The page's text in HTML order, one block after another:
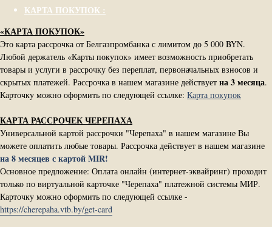
КАРТА ПОКУПОК :
«КАРТА ПОКУПОК»
Это карта рассрочка от Белгазпромбанка с лимитом до 5 000 BYN.
Любой держатель «Карты покупок» имеет возможность приобретать
товары и услуги в рассрочку без переплат, первоначальных взносов и
скрытых платежей. Рассрочка в нашем магазине действует на 3 месяца.
Карточку можно оформить по следующей ссылке: Карта покупок
КАРТА РАССРОЧЕК ЧЕРЕПАХА
Универсальной картой рассрочки "Черепаха" в нашем магазине Вы
можете оплатить любые товары. Рассрочка действует в нашем магазине
на 8 месяцев с картой MIR!
Основное предложение: Оплата онлайн (интернет-эквайринг) проходит
только по виртуальной карточке "Черепаха" платежной системы МИР.
Карточку можно оформить по следующей ссылке -
https://cherepaha.vtb.by/get-card